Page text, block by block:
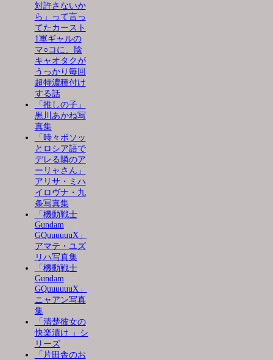
対許さないか
ら」って言っ
てたカースト
1軍ギャルの
マ○コに、陰
キャオタクが
うっかり毎回
超特濃種付け
する話
「推しの子」
黒川あかね写
真集
「時々ボソッ
とロシア語で
デレる隣のア
ーリャさん」
アリサ・ミハ
イロヴナ・九
条写真集
「機動戦士
Gundam
GQuuuuuuX」
アマテ・ユズ
リハ写真集
「機動戦士
Gundam
GQuuuuuuX」
ニャアン写真
集
「清楚彼女の
快楽漬け 」シ
リーズ
「片田舎のお